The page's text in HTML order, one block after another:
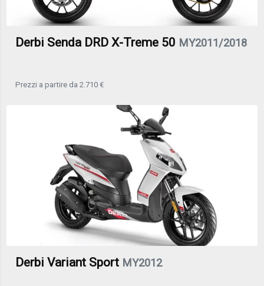
Derbi Senda DRD X-Treme 50 MY2011/2018
Prezzi a partire da 2.710 €
Derbi Variant Sport MY2012